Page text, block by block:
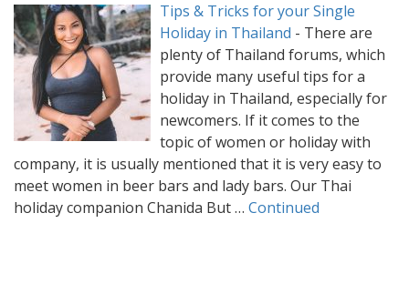
Tips & Tricks for your Single
Holiday in Thailand - There are
plenty of Thailand forums, which
provide many useful tips for a
holiday in Thailand, especially for
newcomers. If it comes to the
topic of women or holiday with
company, it is usually mentioned that it is very easy to
meet women in beer bars and lady bars. Our Thai
holiday companion Chanida But … Continued